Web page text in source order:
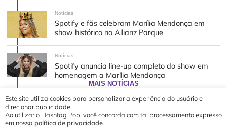
Notícias
Spotify e fãs celebram Marília Mendonça em
show histórico no Allianz Parque
Notícias
Spotify anuncia line-up completo do show em
homenagem a Marília Mendonça
MAIS NOTÍCIAS
Este site utiliza cookies para personalizar a experiência do usuário e
direcionar publicidade.
Ao utilizar o Hashtag Pop, você concorda com tal processamento expresso
em nossa política de privacidade